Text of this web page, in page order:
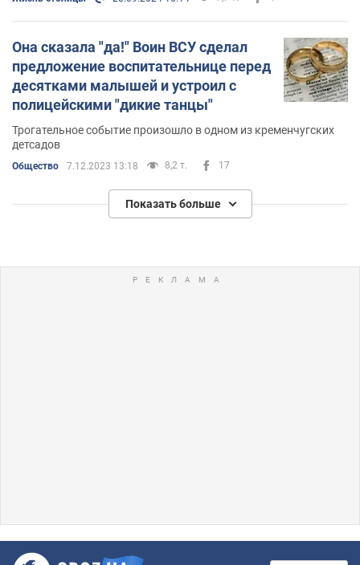
Она сказала "да!" Воин ВСУ сделал
предложение воспитательнице перед
десятками малышей и устроил с
полицейскими "дикие танцы"
Трогательное событие произошло в одном из кременчугских
детсадов
Общество 7.12.2023 13:18 8,2 т. 17
Показать больше